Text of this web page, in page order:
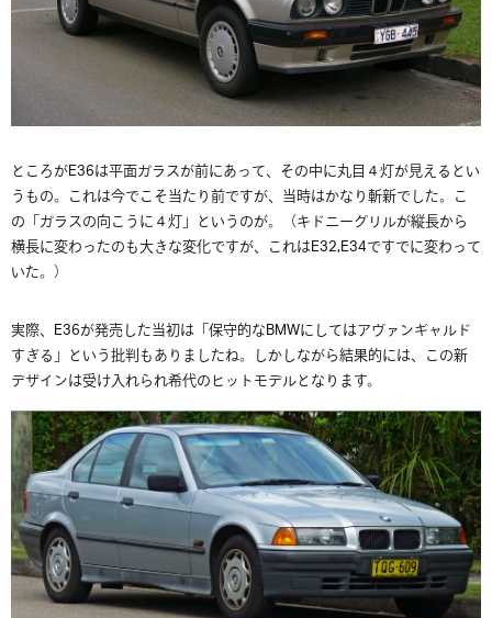
ところがE36は平面ガラスが前にあって、その中に丸目４灯が見えるとい
うもの。これは今でこそ当たり前ですが、当時はかなり斬新でした。こ
の「ガラスの向こうに４灯」というのが。（キドニーグリルが縦長から
横長に変わったのも大きな変化ですが、これはE32,E34ですでに変わって
いた。）
実際、E36が発売した当初は「保守的なBMWにしてはアヴァンギャルド
すぎる」という批判もありましたね。しかしながら結果的には、この新
デザインは受け入れられ希代のヒットモデルとなります。